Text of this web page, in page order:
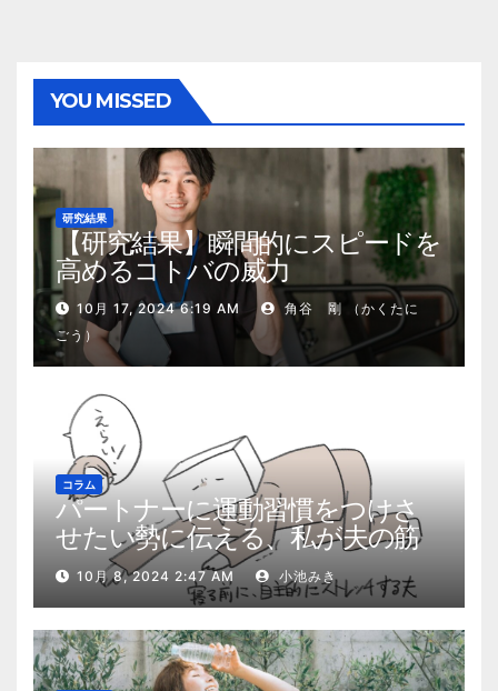
YOU MISSED
研究結果
【研究結果】瞬間的にスピードを
高めるコトバの威力
10月 17, 2024 6:19 AM
角谷 剛 （かくたに
ごう）
コラム
パートナーに運動習慣をつけさ
せたい勢に伝える、私が夫の筋
肉量を2kg増やした5ステップ
10月 8, 2024 2:47 AM 小池みき